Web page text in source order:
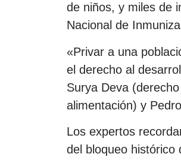
de niños, y miles de
Nacional de
«Privar a una
el derecho al
Surya Deva
alimentación) y
Los expertos
del bloqueo histórico